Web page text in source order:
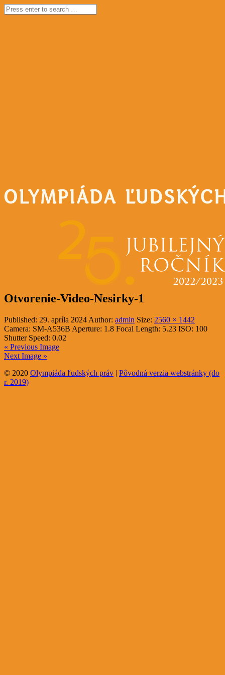
Otvorenie-Video-Nesirky-1
Published: 29. apríla 2024 Author: admin Size: 2560 × 1442
Camera: SM-A536B Aperture: 1.8 Focal Length: 5.23 ISO: 100
Shutter Speed: 0.02
« Previous Image
Next Image »
© 2020 Olympiáda ľudských práv | Pôvodná verzia webstránky (do
r. 2019)